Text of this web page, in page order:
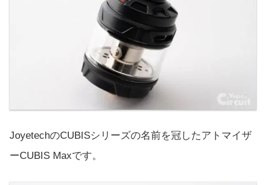
JoyetechのCUBISシリーズの名前を冠したアトマイザ
ーCUBIS Maxです。